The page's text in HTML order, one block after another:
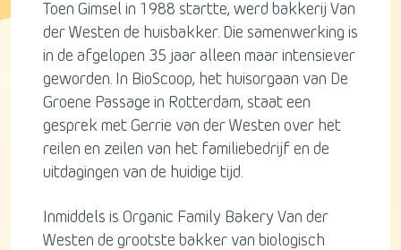
Toen Gimsel in 1988 startte, werd bakkerij Van
der Westen de huisbakker. Die samenwerking is
in de afgelopen 35 jaar alleen maar intensiever
geworden. In BioScoop, het huisorgaan van De
Groene Passage in Rotterdam, staat een
gesprek met Gerrie van der Westen over het
reilen en zeilen van het familiebedrijf en de
uitdagingen van de huidige tijd.
Inmiddels is Organic Family Bakery Van der
Westen de grootste bakker van biologisch